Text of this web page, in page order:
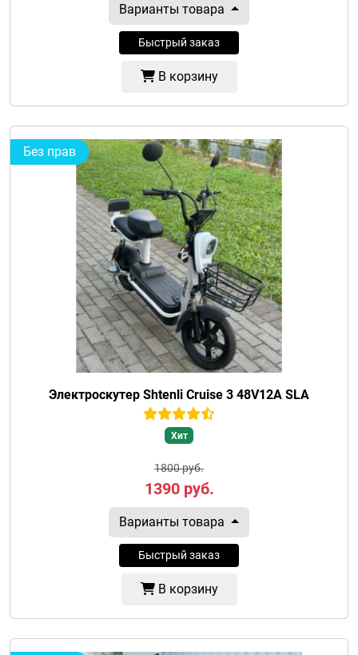
Варианты товара
Быстрый заказ
В корзину
Без прав
Электроскутер Shtenli Cruise 3 48V12A SLA
Хит
1800 руб.
1390руб.
Варианты товара
Быстрый заказ
В корзину